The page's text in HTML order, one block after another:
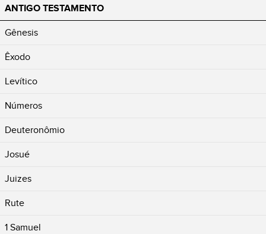
ANTIGO TESTAMENTO
Gênesis
Êxodo
Levítico
Números
Deuteronômio
Josué
Juizes
Rute
1 Samuel